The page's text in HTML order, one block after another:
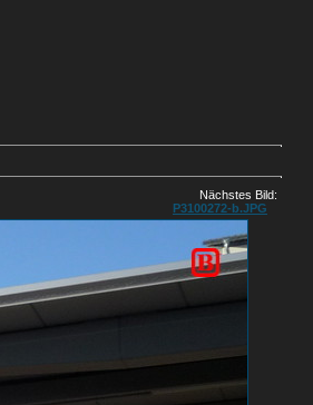
Nächstes Bild:
P3100272-b.JPG